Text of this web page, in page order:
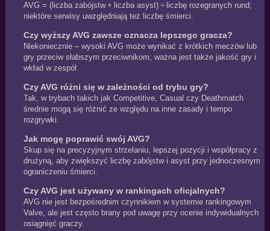
AVG = (liczba zabójstw + liczba asyst) ÷ liczbę rozegranych rund;
niektóre serwisy uwzględniają też liczbę śmierci.
Czy wyższy AVG zawsze oznacza lepszego gracza?
Niekoniecznie – wysoki AVG może wynikać z krótkich meczów lub
gry przeciw słabszym przeciwnikom; ważna jest także jakość gry i
wkład w zespół.
Czy AVG różni się w zależności od trybu gry?
Tak, w trybach takich jak Competitive, Casual czy Deathmatch
średnie mogą się różnić ze względu na inne zasady i tempo
rozgrywki.
Jak mogę poprawić swój AVG?
Skup się na precyzyjnym strzelaniu, lepszej pozycji i współpracy z
drużyną, aby zwiększyć liczbę zabójstw i asyst przy jednoczesnym
ograniczeniu śmierci.
Czy AVG jest używany w rankingach oficjalnych?
AVG nie jest bezpośrednim czynnikiem w systemie rankingowym
Valve, ale jest często brany pod uwagę przy ocenie indywidualnych
osiągnięć graczy.